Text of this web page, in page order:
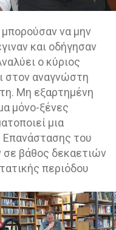
να μην
και οδήγησαν
ο κύριος
στον αναγνώστη
Μη εξαρτημένη
μόνο-ξένες
μια
Επανάστασης του
βάθος δεκαετιών
περιόδου